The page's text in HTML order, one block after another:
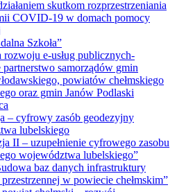
skutkom rozprzestrzeniania
COVID-19 w domach pomocy
Szkoła”
rozwoju e-usług publicznych-
partnerstwo samorządów gmin
powiatów chełmskiego
oraz gmin Janów Podlaski
– cyfrowy zasób geodezyjny
lubelskiego
II – uzupełnienie cyfrowego zasobu
województwa lubelskiego”
baz danych infrastruktury
w powiecie chełmskim”